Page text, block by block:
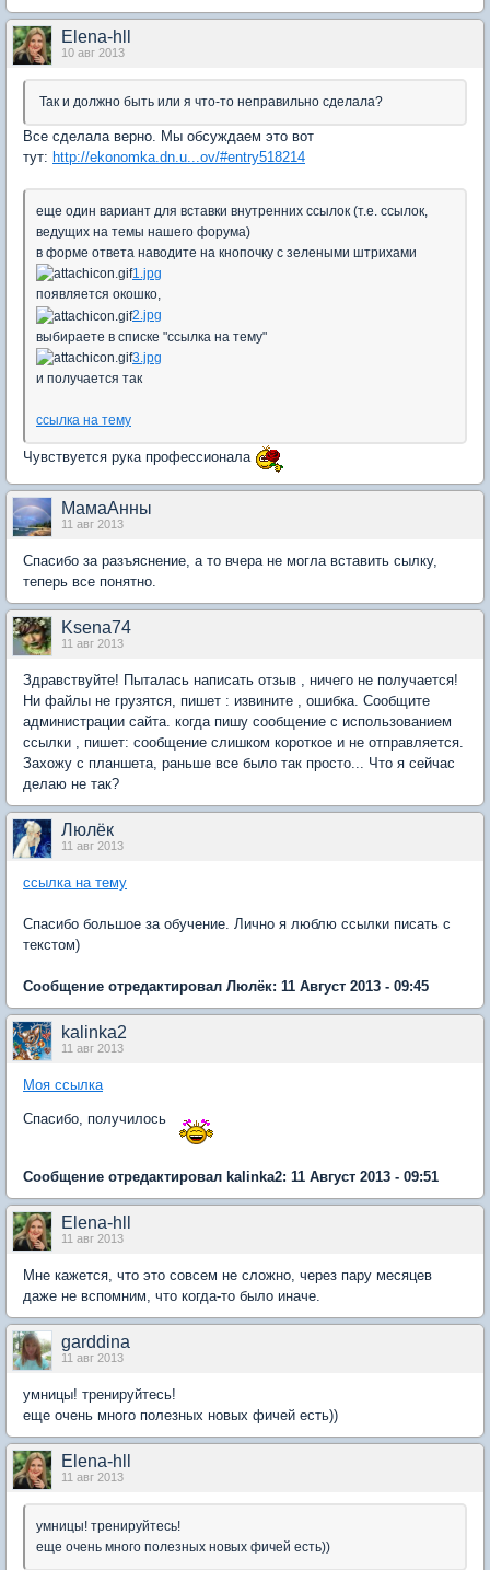
Elena-hll
10 авг 2013
Так и должно быть или я что-то неправильно сделала?
Все сделала верно. Мы обсуждаем это вот
тут: http://ekonomka.dn.u...ov/#entry518214
еще один вариант для вставки внутренних ссылок (т.е. ссылок,
ведущих на темы нашего форума)
в форме ответа наводите на кнопочку с зелеными штрихами
1.jpg
появляется окошко,
2.jpg
выбираете в списке "ссылка на тему"
3.jpg
и получается так
ссылка на тему
Чувствуется рука профессионала
МамаАнны
11 авг 2013
Спасибо за разъяснение, а то вчера не могла вставить сылку,
теперь все понятно.
Ksena74
11 авг 2013
Здравствуйте! Пыталась написать отзыв , ничего не получается!
Ни файлы не грузятся, пишет : извините , ошибка. Сообщите
администрации сайта. когда пишу сообщение с использованием
ссылки , пишет: сообщение слишком короткое и не отправляется.
Захожу с планшета, раньше все было так просто... Что я сейчас
делаю не так?
Люлёк
11 авг 2013
ссылка на тему
Спасибо большое за обучение. Лично я люблю ссылки писать с
текстом)
Сообщение отредактировал Люлёк: 11 Август 2013 - 09:45
kalinka2
11 авг 2013
Моя ссылка
Спасибо, получилось
Сообщение отредактировал kalinka2: 11 Август 2013 - 09:51
Elena-hll
11 авг 2013
Мне кажется, что это совсем не сложно, через пару месяцев
даже не вспомним, что когда-то было иначе.
garddina
11 авг 2013
умницы! тренируйтесь!
еще очень много полезных новых фичей есть))
Elena-hll
11 авг 2013
умницы! тренируйтесь!
еще очень много полезных новых фичей есть))